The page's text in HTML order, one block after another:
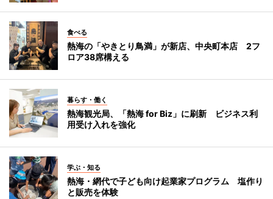
食べる
熱海の「やきとり鳥満」が新店、中央町本店 2フ
ロア38席構える
暮らす・働く
熱海観光局、「熱海 for Biz」に刷新 ビジネス利
用受け入れを強化
学ぶ・知る
熱海・網代で子ども向け起業家プログラム 塩作り
と販売を体験